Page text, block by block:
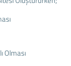
Olması